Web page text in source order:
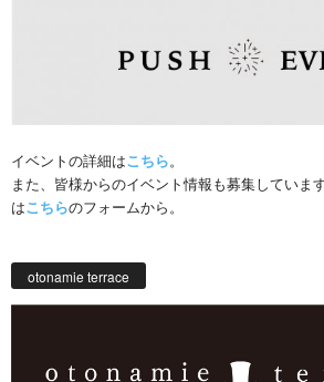
イベントの詳細はこちら。
また、皆様からのイベント情報も募集していま
はこちらのフォームから。
otonamie terrace